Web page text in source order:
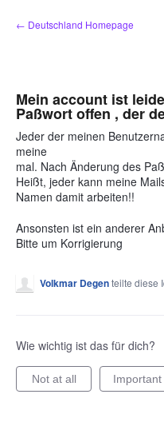
Zum
Inhalt
← Deutschland Homepage
Mein account ist
Paßwort offen , der
Jeder der meinen
meine
mal. Nach Änderung des
Heißt, jeder kann meine
Namen damit arbeiten!!
Ansonsten ist ein anderer
Bitte um Korrigierung
Volkmar Degenteilte diese
Wie wichtig ist das für dich?
Not at all Important